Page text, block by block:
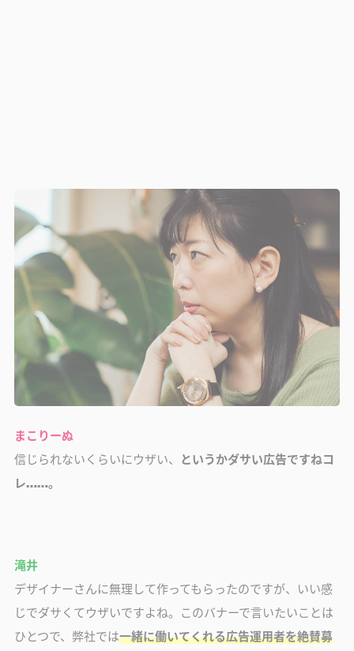
まこりーぬ
信じられないくらいにウザい、 というかダサい広告ですねコ
レ……。
滝井
デザイナーさんに無理して作ってもらったのですが、いい感
じでダサくてウザいですよね。このバナーで言いたいことは
ひとつで、弊社では一緒に働いてくれる広告運用者を絶賛募